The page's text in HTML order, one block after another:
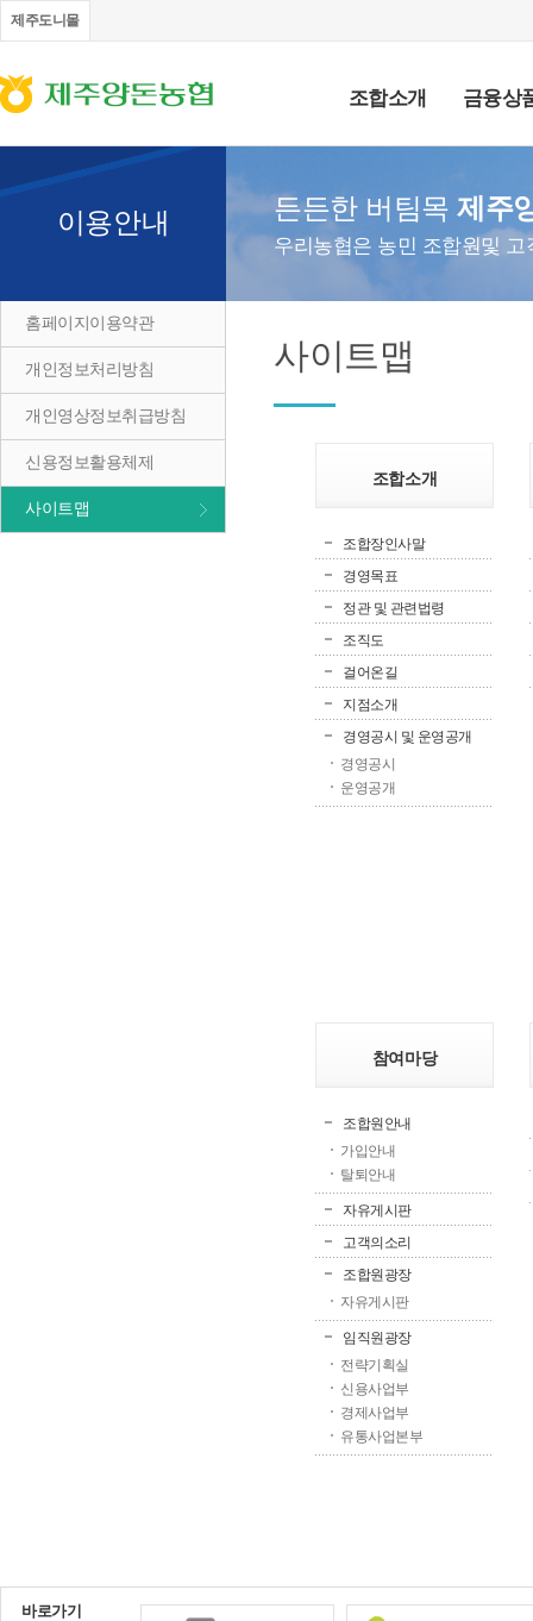
제주도니몰
조합소개 금융상
든든한 버팀목제주
우리농협은 농민 조합원및
이용안내
홈페이지이용약관
개인정보처리방침
개인영상정보취급방침
신용정보활용체제
사이트맵
사이트맵
조합소개
조합장인사말
경영목표
정관 및 관련법령
조직도
걸어온길
지점소개
경영공시 및 운영공개
경영공시
운영공개
참여마당
조합원안내
가입안내
탈퇴안내
자유게시판
고객의소리
조합원광장
자유게시판
임직원광장
전략기획실
신용사업부
경제사업부
유통사업본부
바로가기